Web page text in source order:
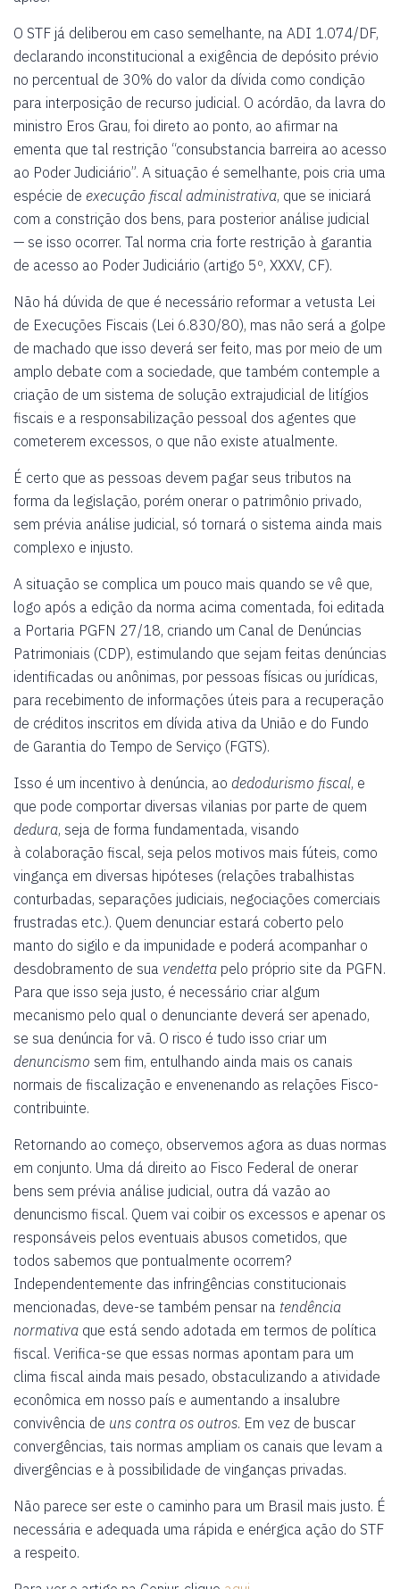
O STF já deliberou em caso semelhante, na ADI 1.074/DF,
declarando inconstitucional a exigência de depósito prévio
no percentual de 30% do valor da dívida como condição
para interposição de recurso judicial. O acórdão, da lavra do
ministro Eros Grau, foi direto ao ponto, ao afirmar na
ementa que tal restrição “consubstancia barreira ao acesso
ao Poder Judiciário”. A situação é semelhante, pois cria uma
espécie de execução fiscal administrativa, que se iniciará
com a constrição dos bens, para posterior análise judicial
— se isso ocorrer. Tal norma cria forte restrição à garantia
de acesso ao Poder Judiciário (artigo 5º, XXXV, CF).
Não há dúvida de que é necessário reformar a vetusta Lei
de Execuções Fiscais (Lei 6.830/80), mas não será a golpe
de machado que isso deverá ser feito, mas por meio de um
amplo debate com a sociedade, que também contemple a
criação de um sistema de solução extrajudicial de litígios
fiscais e a responsabilização pessoal dos agentes que
cometerem excessos, o que não existe atualmente.
É certo que as pessoas devem pagar seus tributos na
forma da legislação, porém onerar o patrimônio privado,
sem prévia análise judicial, só tornará o sistema ainda mais
complexo e injusto.
A situação se complica um pouco mais quando se vê que,
logo após a edição da norma acima comentada, foi editada
a Portaria PGFN 27/18, criando um Canal de Denúncias
Patrimoniais (CDP), estimulando que sejam feitas denúncias
identificadas ou anônimas, por pessoas físicas ou jurídicas,
para recebimento de informações úteis para a recuperação
de créditos inscritos em dívida ativa da União e do Fundo
de Garantia do Tempo de Serviço (FGTS).
Isso é um incentivo à denúncia, ao dedodurismo fiscal, e
que pode comportar diversas vilanias por parte de quem
dedura, seja de forma fundamentada, visando
à colaboração fiscal, seja pelos motivos mais fúteis, como
vingança em diversas hipóteses (relações trabalhistas
conturbadas, separações judiciais, negociações comerciais
frustradas etc.). Quem denunciar estará coberto pelo
manto do sigilo e da impunidade e poderá acompanhar o
desdobramento de sua vendetta pelo próprio site da PGFN.
Para que isso seja justo, é necessário criar algum
mecanismo pelo qual o denunciante deverá ser apenado,
se sua denúncia for vã. O risco é tudo isso criar um
denuncismo sem fim, entulhando ainda mais os canais
normais de fiscalização e envenenando as relações Fisco-
contribuinte.
Retornando ao começo, observemos agora as duas normas
em conjunto. Uma dá direito ao Fisco Federal de onerar
bens sem prévia análise judicial, outra dá vazão ao
denuncismo fiscal. Quem vai coibir os excessos e apenar os
responsáveis pelos eventuais abusos cometidos, que
todos sabemos que pontualmente ocorrem?
Independentemente das infringências constitucionais
mencionadas, deve-se também pensar na tendência
normativa que está sendo adotada em termos de política
fiscal. Verifica-se que essas normas apontam para um
clima fiscal ainda mais pesado, obstaculizando a atividade
econômica em nosso país e aumentando a insalubre
convivência de uns contra os outros. Em vez de buscar
convergências, tais normas ampliam os canais que levam a
divergências e à possibilidade de vinganças privadas.
Não parece ser este o caminho para um Brasil mais justo. É
necessária e adequada uma rápida e enérgica ação do STF
a respeito.